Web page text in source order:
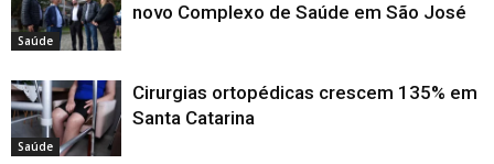
Saúde
novo Complexo de Saúde em São José
Saúde
Cirurgias ortopédicas crescem 135% em
Santa Catarina